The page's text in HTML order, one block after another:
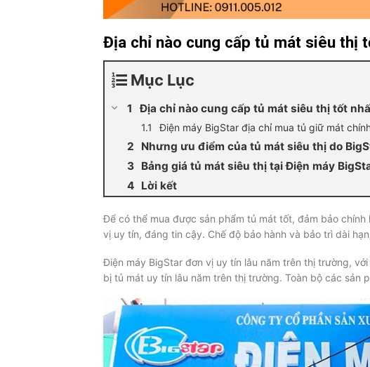
Địa chỉ nào cung cấp tủ mát siêu thị
Mục Lục
Địa chỉ nào cung cấp tủ mát siêu thị tốt
Điện máy BigStar địa chỉ mua tủ giữ mát
Nhưng ưu điểm của tủ mát siêu thị do
Bảng giá tủ mát siêu thị tại Điện máy
Lời kết
Để có thể mua được sản phẩm tủ mát tốt, đảm bảo
vị uy tín, đáng tin cậy. Chế độ bảo hành và bảo trì dài
Điện máy BigStar đơn vị uy tín lâu năm trên thị trường,
bị tủ mát uy tín lâu năm trên thị trường. Toàn bộ các sản